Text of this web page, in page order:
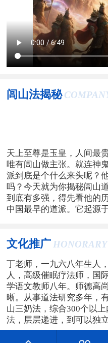
闾山法揭秘
天上至尊是玉皇，人间最
唯有闾山做主张。就连神
派到底是个什么来头呢？
吗？今天就为你揭秘闾山
到底有多强，得先看他的
中国最早的道派。它起源
文化推广 HONORARY
丁老师，一九六八年生人
人，高级催眠疗法师，国
学语文教师八年。师德高
晰。从事道法研究多年，
山三奶法，综合300个以
法，层层递进，到可以独